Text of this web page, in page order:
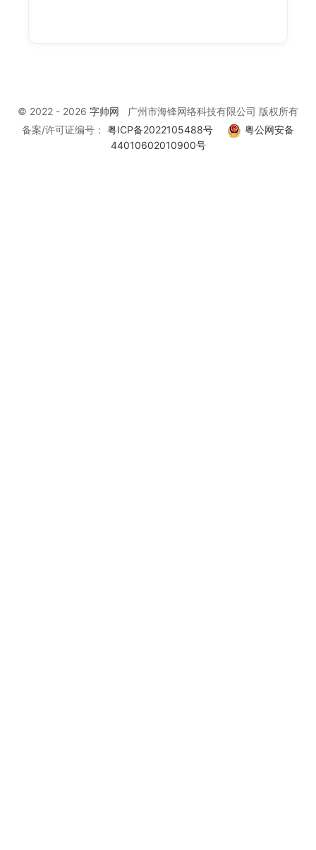
© 2022 - 2026 字帅网 广州市海锋网络科技有限公司 版权所有
备案/许可证编号： 粤ICP备2022105488号
粤公网安备
44010602010900号